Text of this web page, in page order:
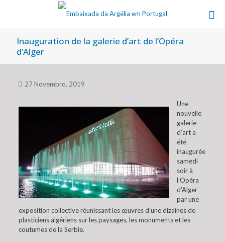
Inauguration de la galerie d’art de l’Opéra
d’Alger
27 Novembro, 2019
Une
nouvelle
galerie
d’art a
été
inaugurée
samedi
soir à
l’Opéra
d’Alger
par une
exposition collective réunissant les œuvres d’une dizaines de
plasticiens algériens sur les paysages, les monuments et les
coutumes de la Serbie.